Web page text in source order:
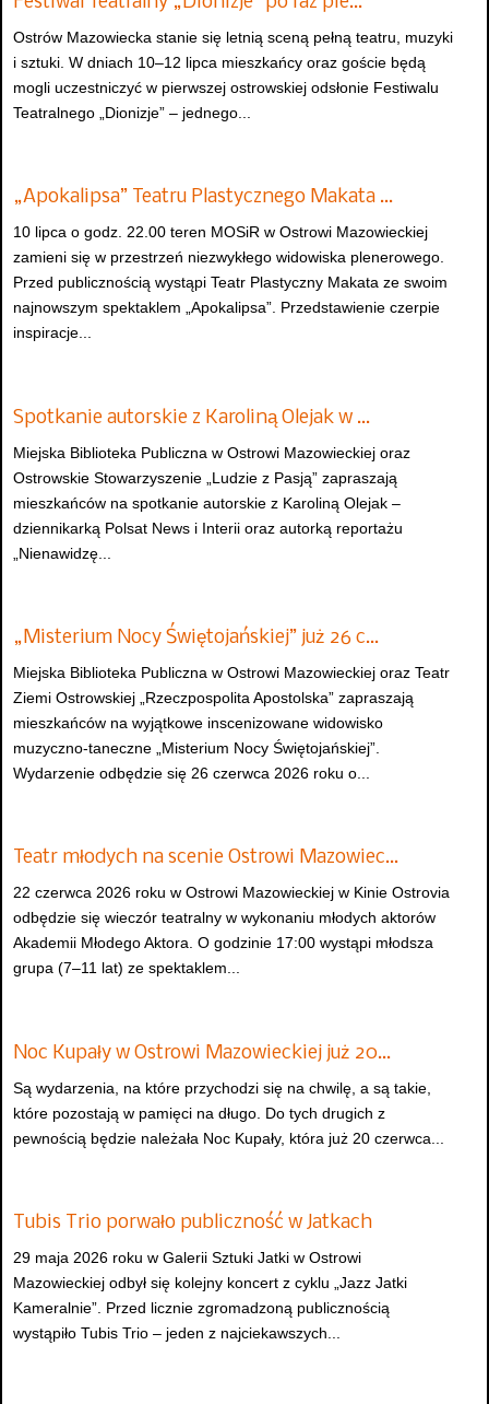
Ostrów Mazowiecka stanie się letnią sceną pełną teatru, muzyki
i sztuki. W dniach 10–12 lipca mieszkańcy oraz goście będą
mogli uczestniczyć w pierwszej ostrowskiej odsłonie Festiwalu
Teatralnego „Dionizje” – jednego...
„Apokalipsa” Teatru Plastycznego Makata …
10 lipca o godz. 22.00 teren MOSiR w Ostrowi Mazowieckiej
zamieni się w przestrzeń niezwykłego widowiska plenerowego.
Przed publicznością wystąpi Teatr Plastyczny Makata ze swoim
najnowszym spektaklem „Apokalipsa”. Przedstawienie czerpie
inspiracje...
Spotkanie autorskie z Karoliną Olejak w …
Miejska Biblioteka Publiczna w Ostrowi Mazowieckiej oraz
Ostrowskie Stowarzyszenie „Ludzie z Pasją” zapraszają
mieszkańców na spotkanie autorskie z Karoliną Olejak –
dziennikarką Polsat News i Interii oraz autorką reportażu
„Nienawidzę...
„Misterium Nocy Świętojańskiej” już 26 c…
Miejska Biblioteka Publiczna w Ostrowi Mazowieckiej oraz Teatr
Ziemi Ostrowskiej „Rzeczpospolita Apostolska” zapraszają
mieszkańców na wyjątkowe inscenizowane widowisko
muzyczno-taneczne „Misterium Nocy Świętojańskiej”.
Wydarzenie odbędzie się 26 czerwca 2026 roku o...
Teatr młodych na scenie Ostrowi Mazowiec…
22 czerwca 2026 roku w Ostrowi Mazowieckiej w Kinie Ostrovia
odbędzie się wieczór teatralny w wykonaniu młodych aktorów
Akademii Młodego Aktora. O godzinie 17:00 wystąpi młodsza
grupa (7–11 lat) ze spektaklem...
Noc Kupały w Ostrowi Mazowieckiej już 20…
Są wydarzenia, na które przychodzi się na chwilę, a są takie,
które pozostają w pamięci na długo. Do tych drugich z
pewnością będzie należała Noc Kupały, która już 20 czerwca...
Tubis Trio porwało publiczność w Jatkach
29 maja 2026 roku w Galerii Sztuki Jatki w Ostrowi
Mazowieckiej odbył się kolejny koncert z cyklu „Jazz Jatki
Kameralnie”. Przed licznie zgromadzoną publicznością
wystąpiło Tubis Trio – jeden z najciekawszych...